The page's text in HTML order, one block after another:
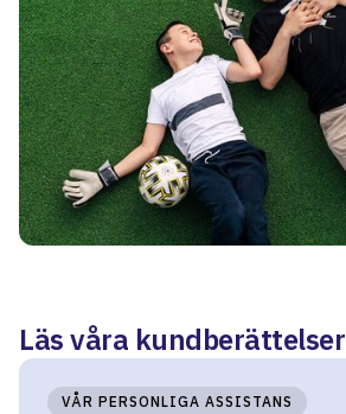
Läs våra kundberättelser
VÅR PERSONLIGA ASSISTANS